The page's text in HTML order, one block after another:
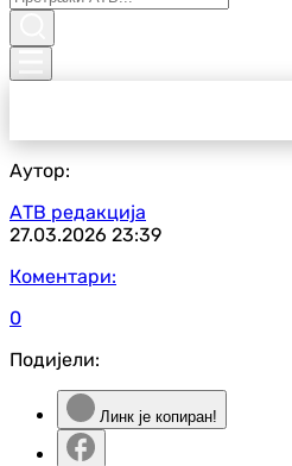
Аутор:
АТВ редакција
27.03.2026 23:39
Коментари:
0
Подијели:
Линк је копиран!